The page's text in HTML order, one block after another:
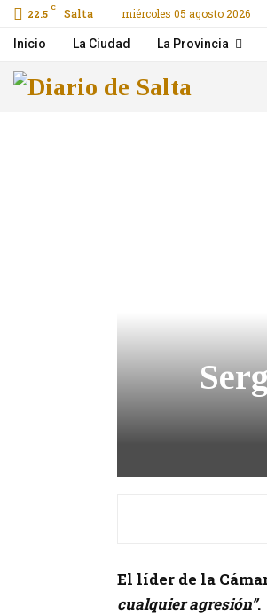
22.5 C Salta miércoles 05 agosto 2026
Inicio La Ciudad La Provincia
El líder de la
cualquier agresión”.